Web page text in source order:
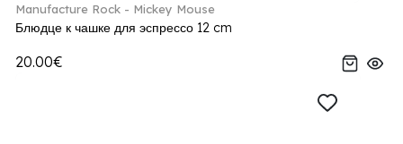
Manufacture Rock - Mickey Mouse
Блюдце к чашке для эспрессо 12 cm
20.00€